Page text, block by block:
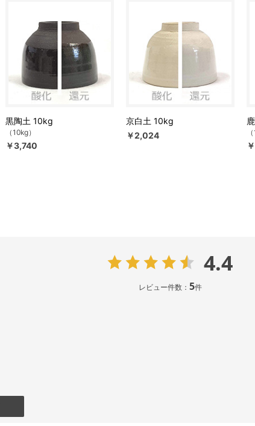
黒陶土 10kg
（10kg）
￥3,740
京白土 10kg
￥2,024
4.4
レビュー件数： 5件